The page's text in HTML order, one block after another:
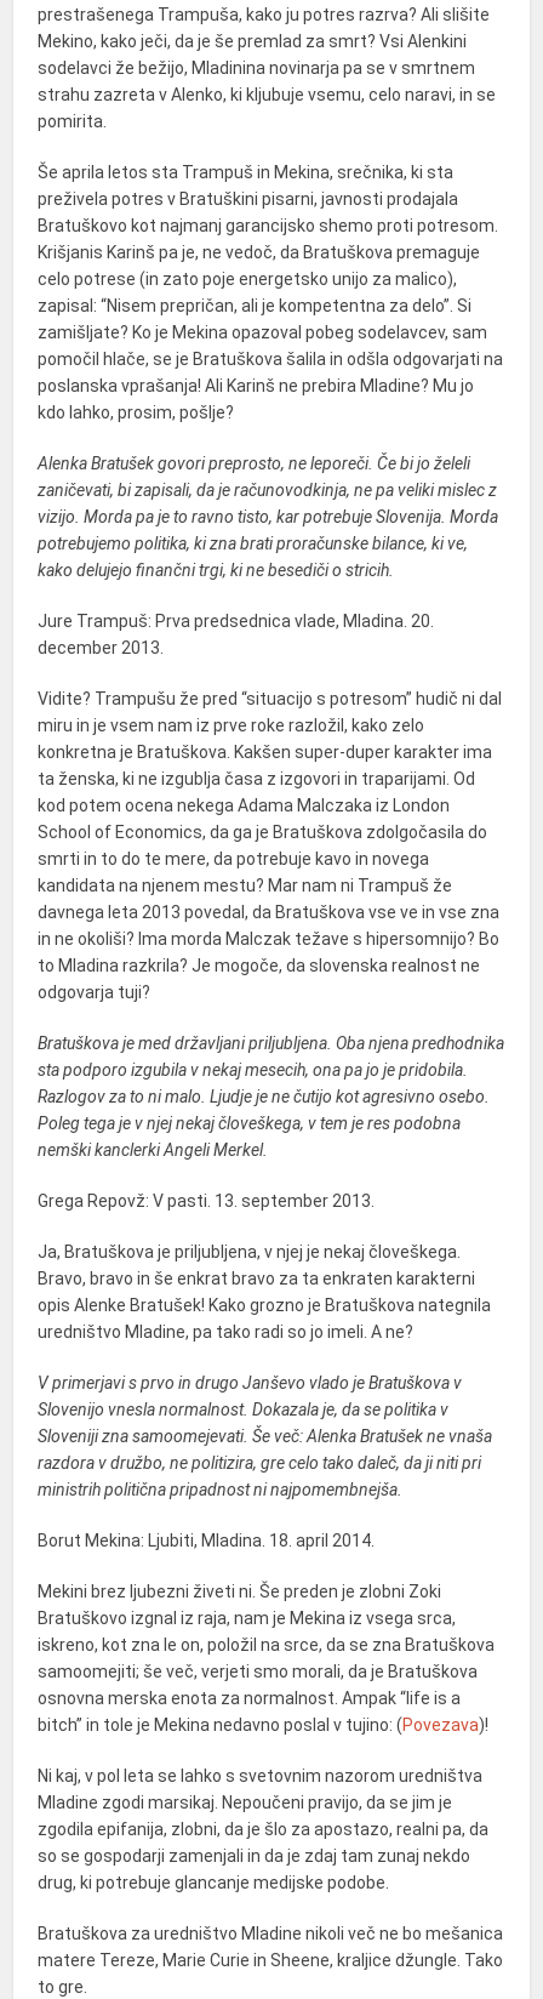
prestrašenega Trampuša, kako ju potres razrva? Ali slišite
Mekino, kako ječi, da je še premlad za smrt? Vsi Alenkini
sodelavci že bežijo, Mladinina novinarja pa se v smrtnem
strahu zazreta v Alenko, ki kljubuje vsemu, celo naravi, in se
pomirita.
Še aprila letos sta Trampuš in Mekina, srečnika, ki sta
preživela potres v Bratuškini pisarni, javnosti prodajala
Bratuškovo kot najmanj garancijsko shemo proti potresom.
Krišjanis Karinš pa je, ne vedoč, da Bratuškova premaguje
celo potrese (in zato poje energetsko unijo za malico),
zapisal: “Nisem prepričan, ali je kompetentna za delo”. Si
zamišljate? Ko je Mekina opazoval pobeg sodelavcev, sam
pomočil hlače, se je Bratuškova šalila in odšla odgovarjati na
poslanska vprašanja! Ali Karinš ne prebira Mladine? Mu jo
kdo lahko, prosim, pošlje?
Alenka Bratušek govori preprosto, ne leporeči. Če bi jo želeli
zaničevati, bi zapisali, da je računovodkinja, ne pa veliki mislec z
vizijo. Morda pa je to ravno tisto, kar potrebuje Slovenija. Morda
potrebujemo politika, ki zna brati proračunske bilance, ki ve,
kako delujejo finančni trgi, ki ne besediči o stricih.
Jure Trampuš: Prva predsednica vlade, Mladina. 20.
december 2013.
Vidite? Trampušu že pred “situacijo s potresom” hudič ni dal
miru in je vsem nam iz prve roke razložil, kako zelo
konkretna je Bratuškova. Kakšen super-duper karakter ima
ta ženska, ki ne izgublja časa z izgovori in traparijami. Od
kod potem ocena nekega Adama Malczaka iz London
School of Economics, da ga je Bratuškova zdolgočasila do
smrti in to do te mere, da potrebuje kavo in novega
kandidata na njenem mestu? Mar nam ni Trampuš že
davnega leta 2013 povedal, da Bratuškova vse ve in vse zna
in ne okoliši? Ima morda Malczak težave s hipersomnijo? Bo
to Mladina razkrila? Je mogoče, da slovenska realnost ne
odgovarja tuji?
Bratuškova je med državljani priljubljena. Oba njena predhodnika
sta podporo izgubila v nekaj mesecih, ona pa jo je pridobila.
Razlogov za to ni malo. Ljudje je ne čutijo kot agresivno osebo.
Poleg tega je v njej nekaj človeškega, v tem je res podobna
nemški kanclerki Angeli Merkel.
Grega Repovž: V pasti. 13. september 2013.
Ja, Bratuškova je priljubljena, v njej je nekaj človeškega.
Bravo, bravo in še enkrat bravo za ta enkraten karakterni
opis Alenke Bratušek! Kako grozno je Bratuškova nategnila
uredništvo Mladine, pa tako radi so jo imeli. A ne?
V primerjavi s prvo in drugo Janševo vlado je Bratuškova v
Slovenijo vnesla normalnost. Dokazala je, da se politika v
Sloveniji zna samoomejevati. Še več: Alenka Bratušek ne vnaša
razdora v družbo, ne politizira, gre celo tako daleč, da ji niti pri
ministrih politična pripadnost ni najpomembnejša.
Borut Mekina: Ljubiti, Mladina. 18. april 2014.
Mekini brez ljubezni živeti ni. Še preden je zlobni Zoki
Bratuškovo izgnal iz raja, nam je Mekina iz vsega srca,
iskreno, kot zna le on, položil na srce, da se zna Bratuškova
samoomejiti; še več, verjeti smo morali, da je Bratuškova
osnovna merska enota za normalnost. Ampak “life is a
bitch” in tole je Mekina nedavno poslal v tujino: (Povezava)!
Ni kaj, v pol leta se lahko s svetovnim nazorom uredništva
Mladine zgodi marsikaj. Nepoučeni pravijo, da se jim je
zgodila epifanija, zlobni, da je šlo za apostazo, realni pa, da
so se gospodarji zamenjali in da je zdaj tam zunaj nekdo
drug, ki potrebuje glancanje medijske podobe.
Bratuškova za uredništvo Mladine nikoli več ne bo mešanica
matere Tereze, Marie Curie in Sheene, kraljice džungle. Tako
to gre.